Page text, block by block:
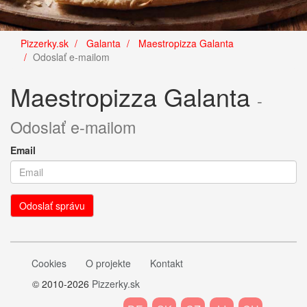
Pizzerky.sk Galanta
Maestropizza Galanta
Odoslať e-mailom
Maestropizza Galanta -
Odoslať e-mailom
Email
Cookies O projekte
Kontakt
© 2010-2026 Pizzerky.sk